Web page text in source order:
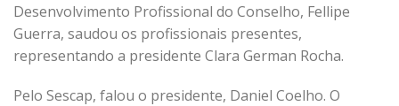
Desenvolvimento Profissional do Conselho, Fellipe
Guerra, saudou os profissionais presentes,
representando a presidente Clara German Rocha.
Pelo Sescap, falou o presidente, Daniel Coelho. O